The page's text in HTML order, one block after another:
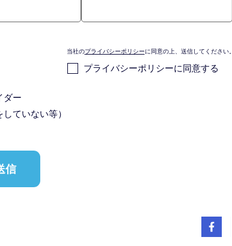
ダー
ていない等）
当社のプライバシーポリシーに同意の上、送信してください。
プライバシーポリシーに同意する